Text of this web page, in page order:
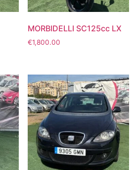
MORBIDELLI SC125cc LX
€1,800.00